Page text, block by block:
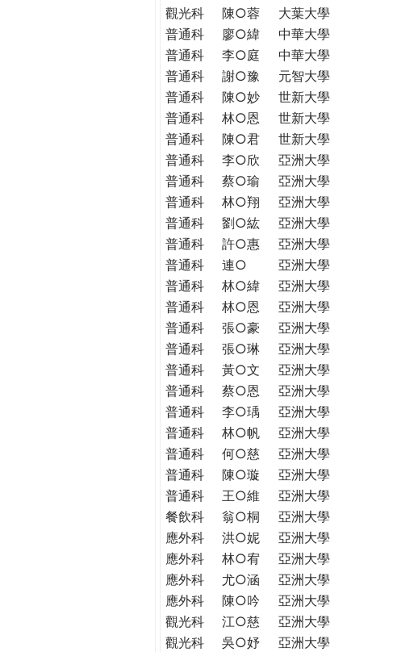
觀光科
陳○蓉 大葉大學
普通科
廖○緯 中華大學
普通科
李○庭 中華大學
普通科
謝○豫 元智大學
普通科
陳○妙 世新大學
普通科
林○恩 世新大學
普通科
陳○君 世新大學
普通科
李○欣 亞洲大學
普通科
蔡○瑜 亞洲大學
普通科
林○翔 亞洲大學
普通科
劉○紘 亞洲大學
普通科
許○惠 亞洲大學
普通科
連○ 亞洲大學
普通科
林○緯 亞洲大學
普通科
林○恩 亞洲大學
普通科
張○豪 亞洲大學
普通科
張○琳 亞洲大學
普通科
黃○文 亞洲大學
普通科
蔡○恩 亞洲大學
普通科
李○瑀 亞洲大學
普通科
林○帆 亞洲大學
普通科
何○慈 亞洲大學
普通科
陳○璇 亞洲大學
普通科
王○維 亞洲大學
餐飲科
翁○桐 亞洲大學
應外科
洪○妮 亞洲大學
應外科
林○宥 亞洲大學
應外科
尤○涵 亞洲大學
應外科
陳○吟 亞洲大學
觀光科
江○慈 亞洲大學
觀光科
吳○妤 亞洲大學